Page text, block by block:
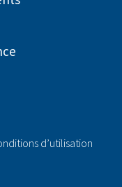
d’utilisation